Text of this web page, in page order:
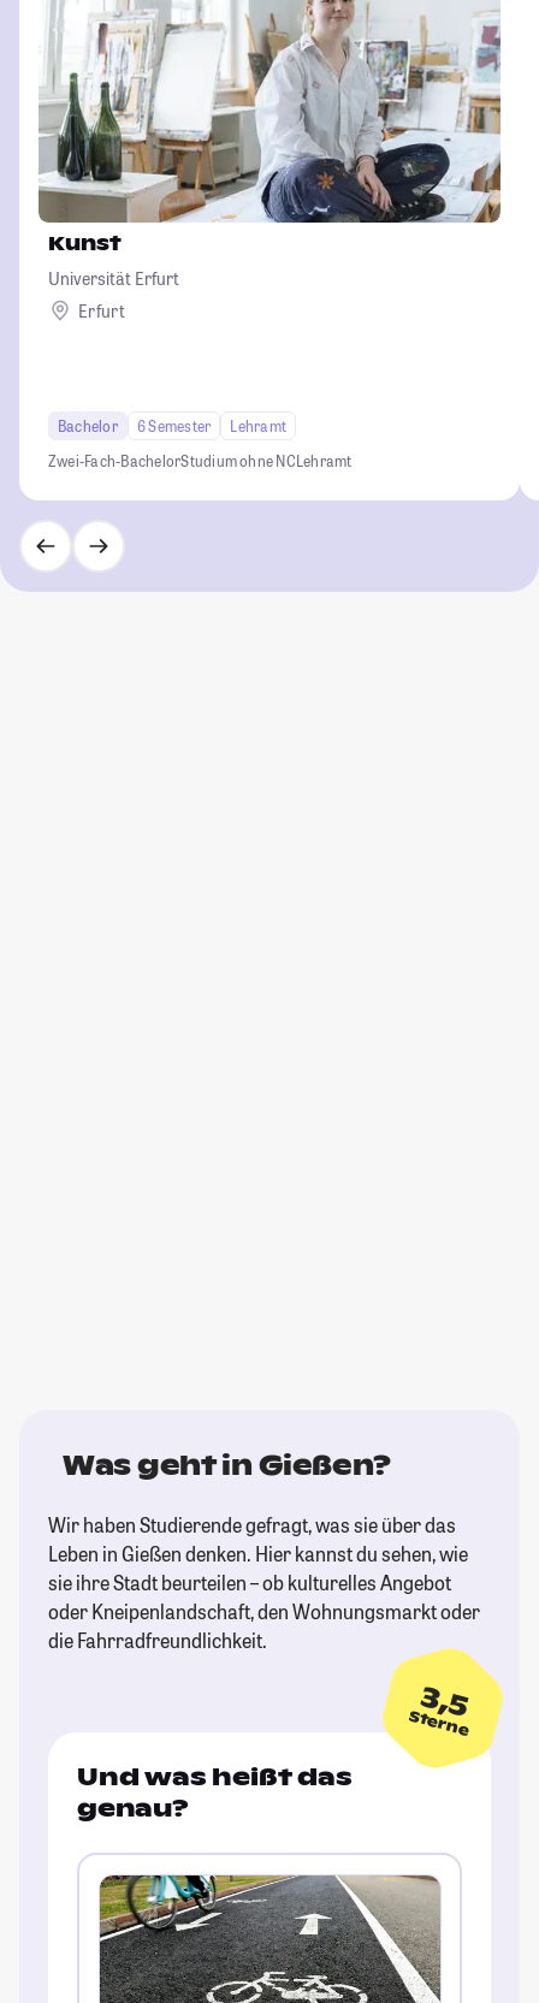
Kunst
Universität Erfurt
Erfurt
Bachelor 6 Semester
Lehramt
Zwei-Fach-BachelorStudium ohne NCLehramt
Was geht in Gießen?
Wir haben Studierende gefragt, was sie über das
Leben in Gießen denken. Hier kannst du sehen, wie
sie ihre Stadt beurteilen – ob kulturelles Angebot
oder Kneipenlandschaft, den Wohnungsmarkt oder
die Fahrradfreundlichkeit.
3,5
Sterne
Und was heißt das
genau?